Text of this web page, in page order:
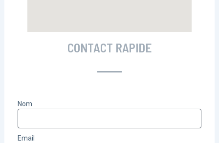
CONTACT RAPIDE
Nom
Email